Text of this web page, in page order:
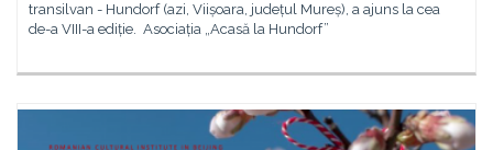
transilvan - Hundorf (azi, Viișoara, județul Mureș), a ajuns la cea
de-a VIII-a ediție. Asociația „Acasă la Hundorf”